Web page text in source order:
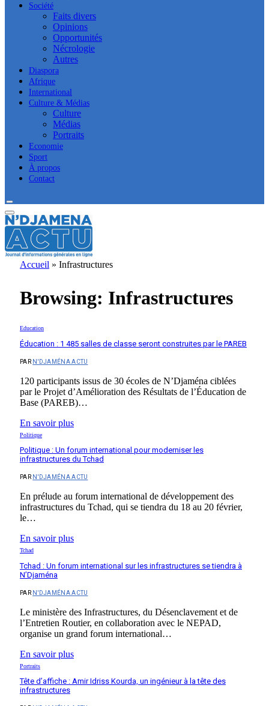
Société
Faits divers
Opinions
Opportunités
Nécrologie
Autres
Diaspora
Afrique
International
Culture & Médias
Culture
Médias
Portraits
Economie
Sport
À propos
Contact
Accueil » Infrastructures
Browsing: Infrastructures
Education
Éducation : 1 485 salles de classe seront construites par le PAREB
PAR N'DJAMÉNA ACTU
120 participants issus de 30 écoles de N’Djaména ciblées
par le Projet d’Amélioration des Résultats de l’Éducation de
Base (PAREB)…
En savoir plus
Politique
Politique : Un forum international pour moderniser les
infrastructures du Tchad
PAR N'DJAMÉNA ACTU
En prélude au forum international de développement des
infrastructures du Tchad, qui se tiendra du 18 au 20 février,
le…
En savoir plus
Tchad
Tchad : Un forum international sur les infrastructures se tiendra à
N’Djaména
PAR N'DJAMÉNA ACTU
Le ministère des Infrastructures, du Désenclavement et de
l’Entretien Routier, en collaboration avec le NEPAD,
organise un grand forum international…
En savoir plus
Portraits
Tête d’affiche : Amir Idriss Kourda, un ingénieur à la tête des
infrastructures